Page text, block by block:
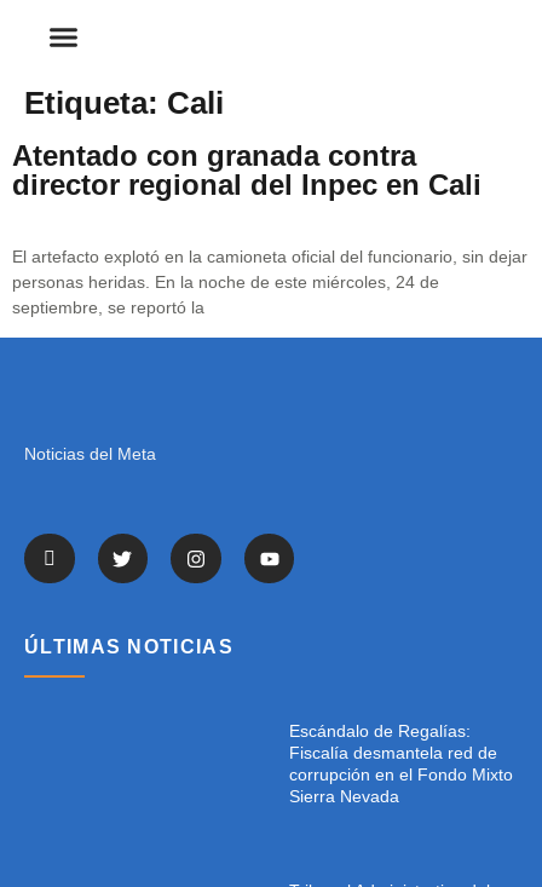
Etiqueta: Cali
Atentado con granada contra
director regional del Inpec en Cali
El artefacto explotó en la camioneta oficial del funcionario, sin dejar
personas heridas. En la noche de este miércoles, 24 de
septiembre, se reportó la
Noticias del Meta
ÚLTIMAS NOTICIAS
Escándalo de Regalías:
Fiscalía desmantela red de
corrupción en el Fondo Mixto
Sierra Nevada